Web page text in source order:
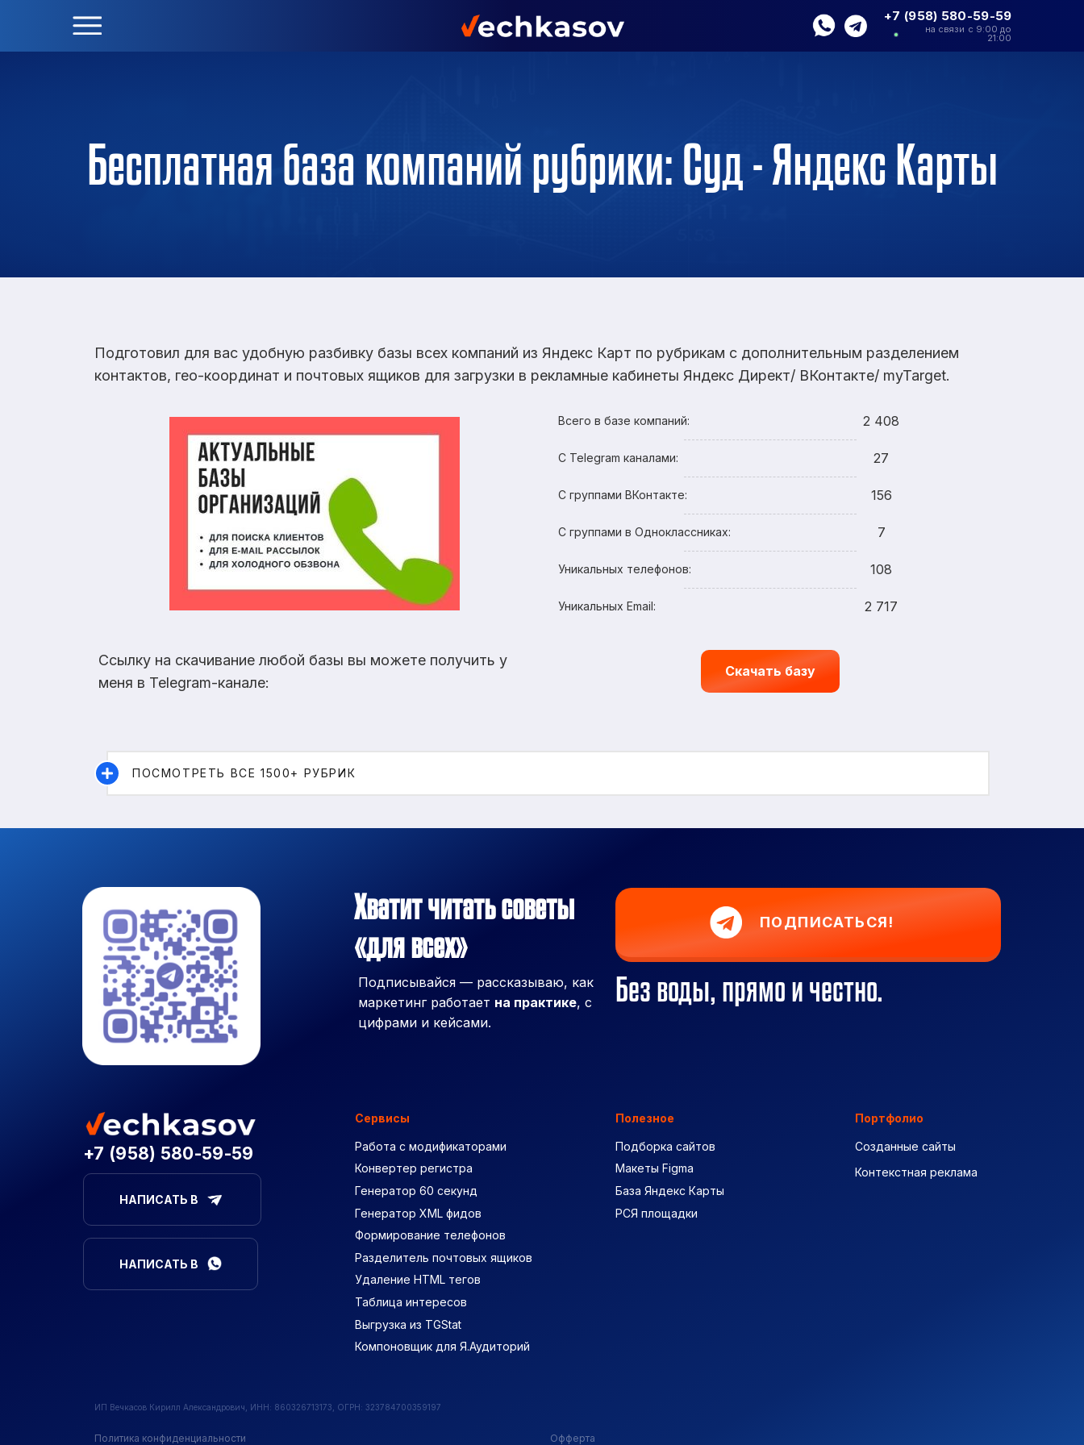
+7 (958) 580-59-59
на связи с 9:00 до
21:00
Бесплатная база компаний рубрики: Суд - Яндекс Карты
Подготовил для вас удобную разбивку базы всех компаний из Яндекс Карт по рубрикам с дополнительным разделением
контактов, гео-координат и почтовых ящиков для загрузки в рекламные кабинеты Яндекс Директ/ ВКонтакте/ myTarget.
Всего в базе компаний: 2 408
С Telegram каналами: 27
С группами ВКонтакте: 156
С группами в Одноклассниках: 7
Уникальных телефонов: 108
Уникальных Email: 2 717
Ссылку на скачивание любой базы вы можете получить у
меня в Telegram-канале:
Скачать базу
ПОСМОТРЕТЬ ВСЕ 1500+ РУБРИК
Хватит читать советы
«для всех»
Подписывайся — рассказываю, как
маркетинг работает на практике, с
цифрами и кейсами.
ПОДПИСАТЬСЯ!
Без воды, прямо и честно.
+7 (958) 580-59-59
НАПИСАТЬ В
НАПИСАТЬ В
Сервисы
Работа с модификаторами
Конвертер регистра
Генератор 60 секунд
Генератор XML фидов
Формирование телефонов
Разделитель почтовых ящиков
Удаление HTML тегов
Таблица интересов
Выгрузка из TGStat
Компоновщик для Я.Аудиторий
Полезное
Подборка сайтов
Макеты Figma
База Яндекс Карты
РСЯ площадки
Портфолио
Созданные сайты
Контекстная реклама
ИП Вечкасов Кирилл Александрович, ИНН: 860326713173, ОГРН: 323784700359197
Политика конфиденциальности Офферта